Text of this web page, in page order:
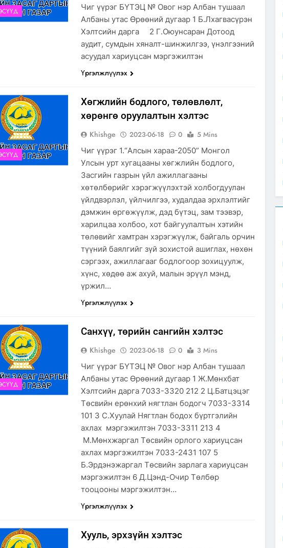
Чиг үүрэг БҮТЭЦ № Овог нэр Албан тушаал
Албаны утас Өрөөний дугаар 1 Б.Лхагвасүрэн
Хэлтсийн дарга 2 Г.Оюунсаран Дотоод
аудит, сумдын хяналт-шинжилгээ, үнэлгээний
асуудал хариуцсан мэргэжилтэн
Үргэлжлүүлэх
Хөгжлийн бодлого, төлөвлөлт,
хөрөнгө оруулалтын хэлтэс
Khishge 2023-06-18 0
5 Mins
Чиг үүрэг 1.“Алсын хараа-2050” Монгол
Улсын урт хугацааны хөгжлийн бодлого,
Засгийн газрын үйл ажиллагааны
хөтөлбөрийг хэрэгжүүлэхтэй холбогдуулан
үйлдвэрлэл, үйлчилгээ, худалдаа эрхлэлтийг
дэмжин өргөжүүлж, дэд бүтэц, зам тээвэр,
харилцаа холбоо, хот байгуулалтын хэтийн
төлөвийг хамтран хэрэгжүүлж, байгаль орчин
түүний баялгийг зүй зохистой ашиглах, нөхөн
сэргээх, ажиллагааг бодлогоор зохицуулж,
хүнс, хөдөө аж ахуй, малын эрүүл мэнд,
үржил…
Үргэлжлүүлэх
Санхүү, төрийн сангийн хэлтэс
Khishge 2023-06-18 0
3 Mins
Чиг үүрэг БҮТЭЦ № Овог нэр Албан тушаал
Албаны утас Өрөөний дугаар 1 Ж.Мөнхбат
Хэлтсийн дарга 7033-3320 212 2 Ц.Батцэцэг
Төсвийн ерөнхий нягтлан бодогч 7033-3314
101 3 С.Хуулай Нягтлан бодох бүртгэлийн
ахлах мэргэжилтэн 7033-3311 213 4
М.Мөнхжаргал Төсвийн орлого хариуцсан
ахлах мэргэжилтэн 7033-2431 107 5
Б.Эрдэнэжаргал Төсвийн зарлага хариуцсан
мэргэжилтэн 6 Д.Цэнд-Очир Төлбөр
тооцооны мэргэжилтэн…
Үргэлжлүүлэх
Хууль, эрхзүйн хэлтэс